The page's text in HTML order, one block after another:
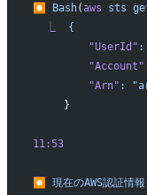
⏺ Bash(aws sts
{
         "UserId"
:
         "Account"
         "Arn"
:
     }
11:53
⏺
現在のAWS認証情